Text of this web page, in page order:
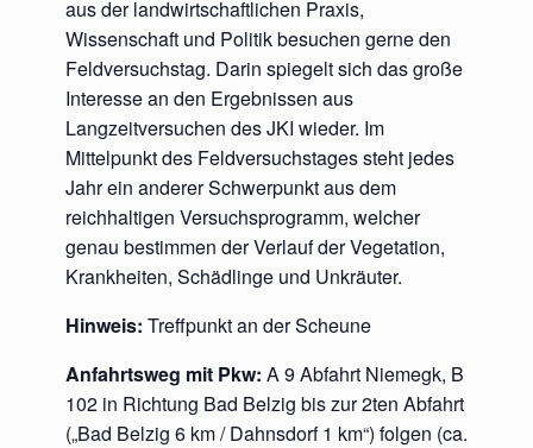
aus der landwirtschaftlichen Praxis,
Wissenschaft und Politik besuchen gerne den
Feldversuchstag. Darin spiegelt sich das große
Interesse an den Ergebnissen aus
Langzeitversuchen des JKI wieder. Im
Mittelpunkt des Feldversuchstages steht jedes
Jahr ein anderer Schwerpunkt aus dem
reichhaltigen Versuchsprogramm, welcher
genau bestimmen der Verlauf der Vegetation,
Krankheiten, Schädlinge und Unkräuter.
Hinweis: Treffpunkt an der Scheune
Anfahrtsweg mit Pkw: A 9 Abfahrt Niemegk, B
102 in Richtung Bad Belzig bis zur 2ten Abfahrt
(„Bad Belzig 6 km / Dahnsdorf 1 km“) folgen (ca.